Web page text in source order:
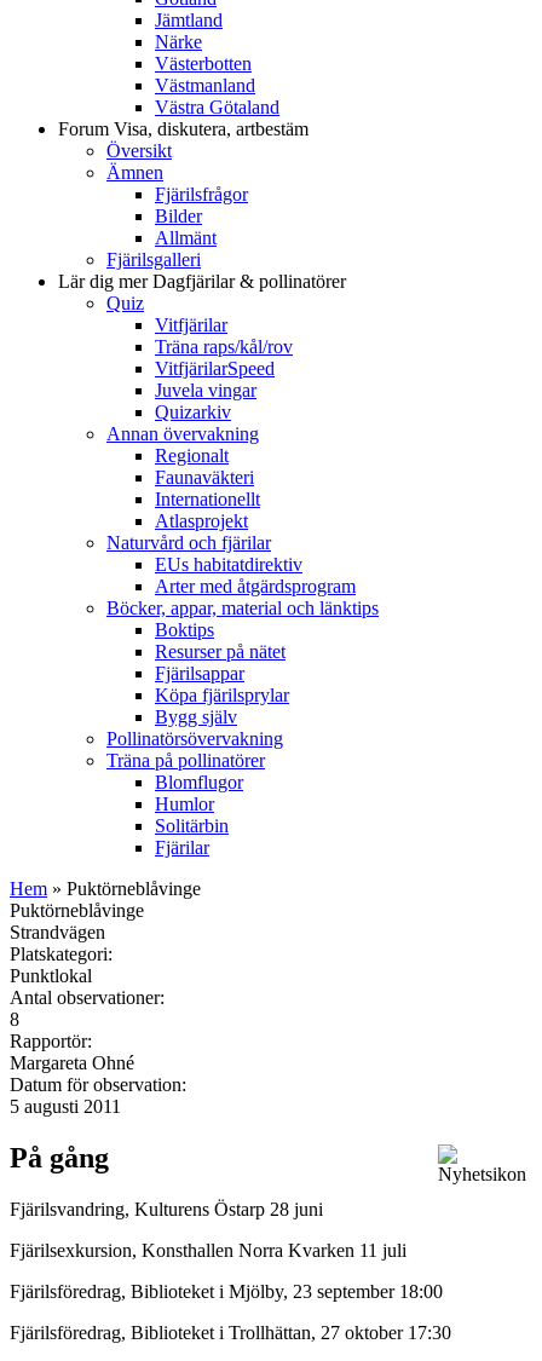
Jämtland
Närke
Västerbotten
Västmanland
Västra Götaland
Forum Visa, diskutera, artbestäm
Översikt
Ämnen
Fjärilsfrågor
Bilder
Allmänt
Fjärilsgalleri
Lär dig merDagfjärilar & pollinatörer
Quiz
Vitfjärilar
Träna raps/kål/rov
VitfjärilarSpeed
Juvela vingar
Quizarkiv
Annan övervakning
Regionalt
Faunaväkteri
Internationellt
Atlasprojekt
Naturvård och fjärilar
EUs habitatdirektiv
Arter med åtgärdsprogram
Böcker, appar, material och länktips
Boktips
Resurser på nätet
Fjärilsappar
Köpa fjärilsprylar
Bygg själv
Pollinatörsövervakning
Träna på pollinatörer
Blomflugor
Humlor
Solitärbin
Fjärilar
Hem » Puktörneblåvinge
Puktörneblåvinge
Strandvägen
Platskategori:
Punktlokal
Antal observationer:
8
Rapportör:
Margareta Ohné
Datum för observation:
5 augusti 2011
På gång
Fjärilsvandring, Kulturens Östarp 28 juni
Fjärilsexkursion, Konsthallen Norra Kvarken 11 juli
Fjärilsföredrag, Biblioteket i Mjölby, 23 september 18:00
Fjärilsföredrag, Biblioteket i Trollhättan, 27 oktober 17:30